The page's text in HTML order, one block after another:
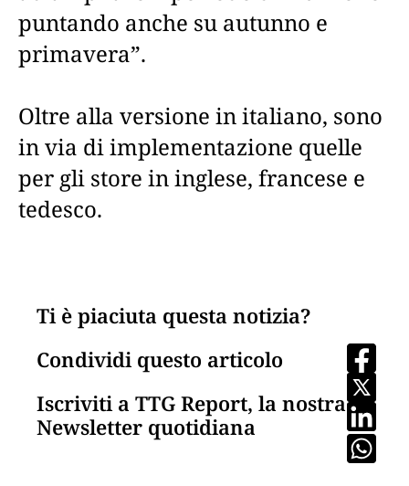
puntando anche su autunno e
primavera”.
Oltre alla versione in italiano, sono
in via di implementazione quelle
per gli store in inglese, francese e
tedesco.
Ti è piaciuta questa notizia?
Condividi questo articolo
Iscriviti a TTG Report, la nostra
Newsletter quotidiana